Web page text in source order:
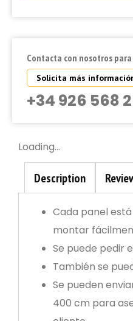
Contacta con nosotros
Solicita más
+34 926 568
Loading...
Description
Cada panel
montar
Se puede pedir
También se
Se pueden
400 cm para